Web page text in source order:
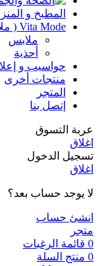
المطبخ و
Vita Mode ( ملابس و أحذية )
ملابس
أحذية
حواسيب و
منتجات أخرى
المتجر
إتصل بنا
عربة التسوق
اغلاق
تسجيل الدخول
اغلاق
لا يوجد حساب بعد؟
انشئ حساب
متجر
0 قائمة الرغبات
0 منتج السلة